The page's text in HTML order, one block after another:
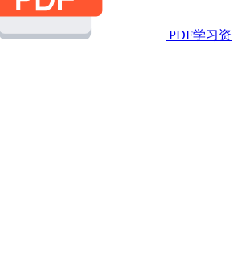
PDF学习资